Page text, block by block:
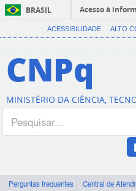
BRASIL
Acesso à
ACESSIBILIDADE ALTO
CNPq
MINISTÉRIO DA CIÊNCIA,
Perguntas frequentes Central de